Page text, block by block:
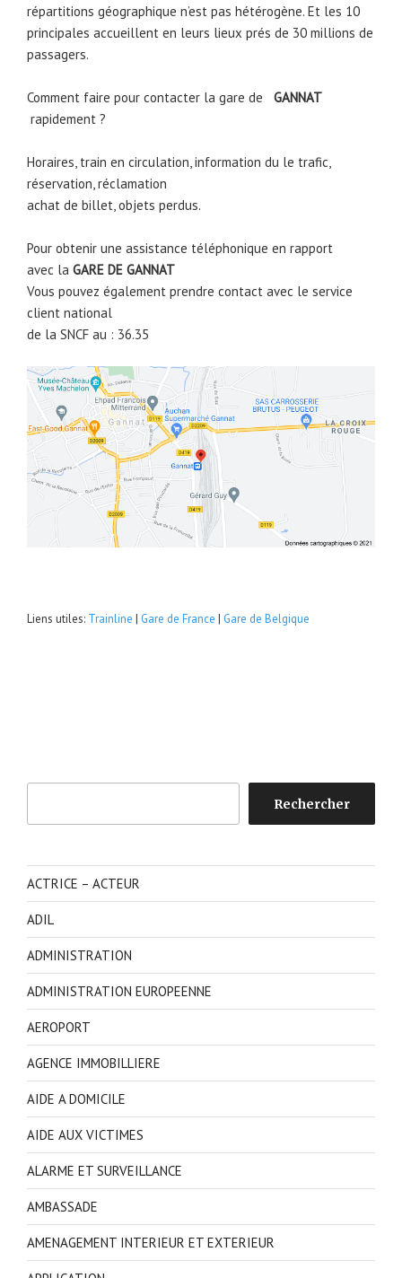
répartitions géographique n’est pas hétérogène. Et les 10
principales accueillent en leurs lieux prés de 30 millions de
passagers.
Comment faire pour contacter la gare de
GANNAT
rapidement ?
Horaires, train en circulation, information du le trafic,
réservation, réclamation
achat de billet, objets perdus.
Pour obtenir une assistance téléphonique en rapport
avec la GARE DE GANNAT
Vous pouvez également prendre contact avec le service
client national
de la SNCF au : 36.35
Liens utiles: Trainline | Gare de France | Gare de Belgique
Rechercher
ACTRICE – ACTEUR
ADIL
ADMINISTRATION
ADMINISTRATION EUROPEENNE
AEROPORT
AGENCE IMMOBILLIERE
AIDE A DOMICILE
AIDE AUX VICTIMES
ALARME ET SURVEILLANCE
AMBASSADE
AMENAGEMENT INTERIEUR ET EXTERIEUR